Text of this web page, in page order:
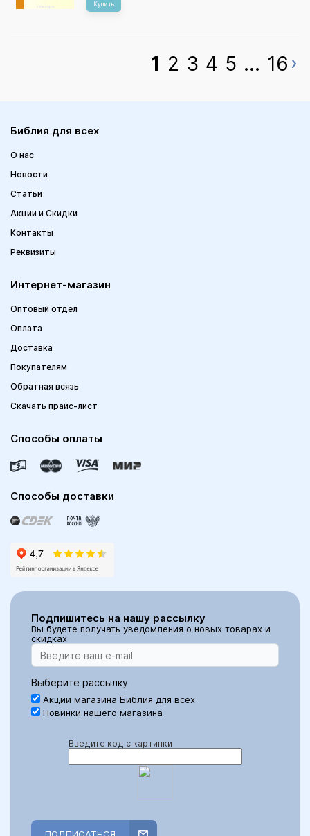
Купить
1 2 3 4 5 ... 16
Библия для всех
О нас
Новости
Статьи
Акции и Скидки
Контакты
Реквизиты
Интернет-магазин
Оптовый отдел
Оплата
Доставка
Покупателям
Обратная всязь
Скачать прайс-лист
Способы оплаты
Способы доставки
Подпишитесь на нашу рассылку
Вы будете получать уведомления о новых товарах и
скидках
Выберите рассылку
Акции магазина Библия для всех
Новинки нашего магазина
Введите код с картинки